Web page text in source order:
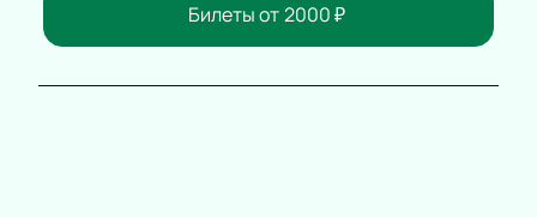
Билеты от 2000₽